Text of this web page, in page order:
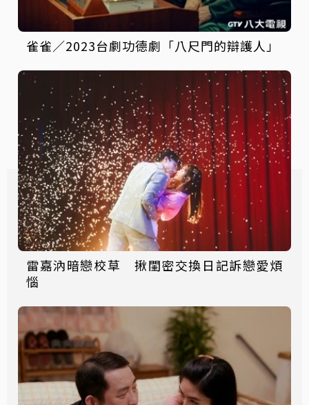
雀雀／2023台劇功德劇「八尺門的辯護人」
雷嘉汭暗戀校草 揪閨密交換日記訴戀愛煩
惱